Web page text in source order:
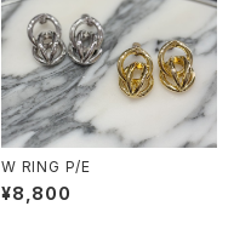
W RING P/E
¥8,800